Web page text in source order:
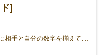
]
ババ抜きのように相手と自分の数字を揃えてコード切断！